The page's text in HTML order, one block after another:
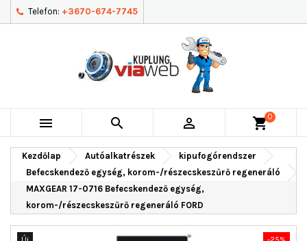
Telefon: +3670-674-7745
   shopping_cart0
Kezdőlap Autóalkatrészek
kipufogórendszer
Befecskendező egység, korom-/részecskeszűrő regeneráló
MAXGEAR 17-0716 Befecskendező egység,
korom-/részecskeszűrő regeneráló FORD